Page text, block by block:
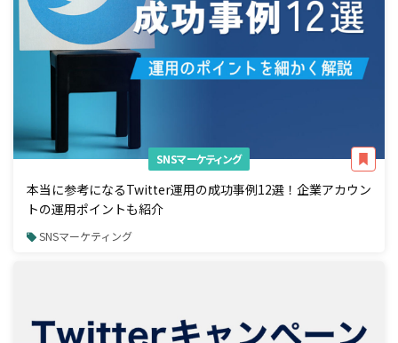
SNSマーケティング
本当に参考になるTwitter運用の成功事例12選！企業アカウン
トの運用ポイントも紹介
SNSマーケティング